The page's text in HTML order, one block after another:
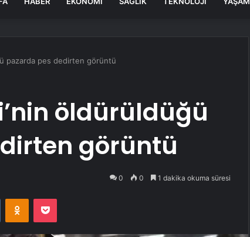
pazarda pes dedirten görüntü
öldürüldüğü
görüntü
0 0 1 dakika okuma süresi
VKontakteOdnoklassniki
Pocket